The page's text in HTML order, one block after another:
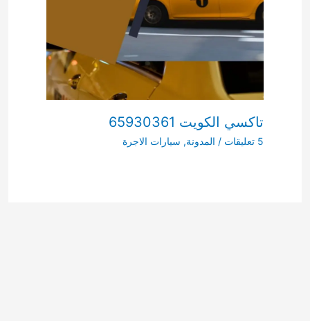
تاكسي الكويت 65930361
5 تعليقات / المدونة, سيارات الاجرة